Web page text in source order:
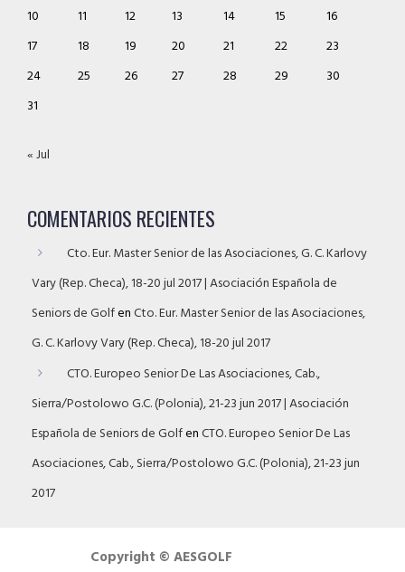
10
11 12 13 14 15
16
17
18 19 20 21 22
23
24
25 26 27 28 29
30
31
« Jul
COMENTARIOS RECIENTES
Cto. Eur. Master Senior de las Asociaciones, G. C. Karlovy
Vary (Rep. Checa), 18-20 jul 2017 | Asociación Española de
Seniors de GolfenCto. Eur. Master Senior de las Asociaciones,
G. C. Karlovy Vary (Rep. Checa), 18-20 jul 2017
CTO. Europeo Senior De Las Asociaciones, Cab.,
Sierra/Postolowo G.C. (Polonia), 21-23 jun 2017 | Asociación
Española de Seniors de GolfenCTO. Europeo Senior De Las
Asociaciones, Cab., Sierra/Postolowo G.C. (Polonia), 21-23 jun
2017
Copyright © AESGOLF